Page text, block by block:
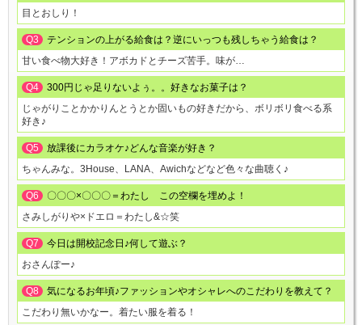
目とおしり！
Q3
テンションの上がる給食は？逆にいっつも残しちゃう給食は？
甘い食べ物大好き！アボカドとチーズ苦手。味が…
Q4
300円じゃ足りないよぅ。。好きなお菓子は？
じゃがりことかかりんとうとか固いもの好きだから、ボリボリ食べる系
好き♪
Q5
放課後にカラオケ♪どんな音楽が好き？
ちゃんみな。3House、LANA、Awichなどなど色々な曲聴く♪
Q6
〇〇〇×〇〇〇＝わたし この空欄を埋めよ！
さみしがりや×ドエロ＝わたし&☆笑
Q7
今日は開校記念日♪何して遊ぶ？
おさんぽー♪
Q8
気になるお年頃♪ファッションやオシャレへのこだわりを教えて？
こだわり無いかなー。着たい服を着る！